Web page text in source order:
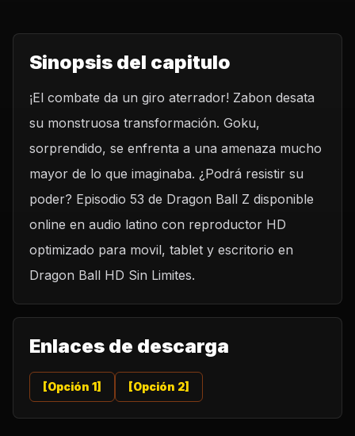
Sinopsis del capitulo
¡El combate da un giro aterrador! Zabon desata
su monstruosa transformación. Goku,
sorprendido, se enfrenta a una amenaza mucho
mayor de lo que imaginaba. ¿Podrá resistir su
poder? Episodio 53 de Dragon Ball Z disponible
online en audio latino con reproductor HD
optimizado para movil, tablet y escritorio en
Dragon Ball HD Sin Limites.
Enlaces de descarga
[Opción 1] [Opción 2]